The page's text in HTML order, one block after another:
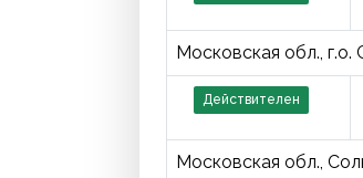
Московская обл., г.о.
Действителен
Московская обл.,